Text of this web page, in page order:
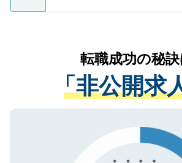
ているすべての個人データ
は、個人情報の取り扱いに
管理基準を満たした事業者
る、プライバシーマークを
で、機密保持に関してもご
かがいして、現在の医療機
経験をまじえながら、適切
させていただきます。すぐ
ない方には、長期的なサポ
ので、まずはご登録くださ
転職成功の秘
「非公開求